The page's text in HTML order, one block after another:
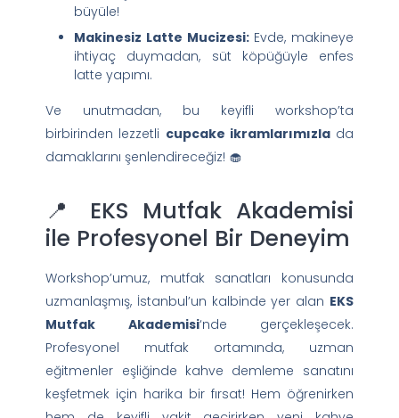
büyüle!
Makinesiz Latte Mucizesi:Evde, makineye
ihtiyaç duymadan, süt köpüğüyle enfes
latte yapımı.
Ve unutmadan, bu keyifli workshop’ta
birbirinden lezzetli cupcake ikramlarımızlada
damaklarını şenlendireceğiz! 🧁
📍 EKS Mutfak Akademisi
ile Profesyonel Bir Deneyim
Workshop’umuz, mutfak sanatları konusunda
uzmanlaşmış, İstanbul’un kalbinde yer alan EKS
Mutfak Akademisi‘nde gerçekleşecek.
Profesyonel mutfak ortamında, uzman
eğitmenler eşliğinde kahve demleme sanatını
keşfetmek için harika bir fırsat! Hem öğrenirken